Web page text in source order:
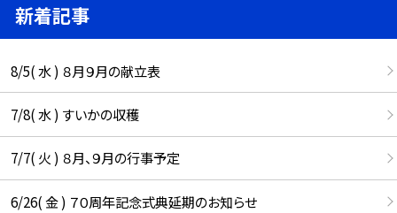
新着記事
8/5( 水 ) ８月９月の献立表
7/8( 水 ) すいかの収穫
7/7( 火 ) ８月、９月の行事予定
6/26( 金 ) ７０周年記念式典延期のお知らせ